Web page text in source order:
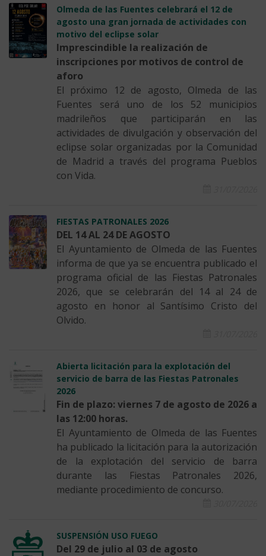
Olmeda de las Fuentes celebrará el 12 de
agosto una gran jornada de actividades con
motivo del eclipse solar
Imprescindible la realización de
inscripciones por motivos de control de
aforo
El próximo 12 de agosto, Olmeda de las
Fuentes será uno de los 52 municipios
madrileños que participarán en las
actividades de divulgación y observación del
eclipse solar organizadas por la Comunidad
de Madrid a través del programa Pueblos
con Vida.
FIESTAS PATRONALES 2026
DEL 14 AL 24 DE AGOSTO
El Ayuntamiento de Olmeda de las Fuentes
informa de que ya se encuentra publicado el
programa oficial de las Fiestas Patronales
2026, que se celebrarán del 14 al 24 de
agosto en honor al Santísimo Cristo del
Olvido.
Abierta licitación para la explotación del
servicio de barra de las Fiestas Patronales
2026
Fin de plazo: viernes 7 de agosto de 2026 a
las 12:00 horas.
El Ayuntamiento de Olmeda de las Fuentes
ha publicado la licitación para la autorización
de la explotación del servicio de barra
durante las Fiestas Patronales 2026,
mediante procedimiento de concurso.
SUSPENSIÓN USO FUEGO
Del 29 de julio al 03 de agosto